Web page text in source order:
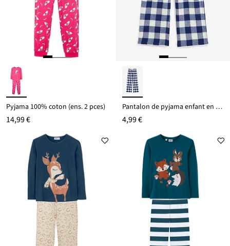
Pyjama 100% coton (ens. 2 pces)
14,99 €
Pantalon de pyjama enfant en flanelle
4,99 €